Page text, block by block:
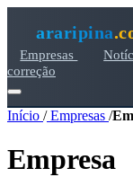
araripina
Empresas
correção
Início /Empresas /
Empresa